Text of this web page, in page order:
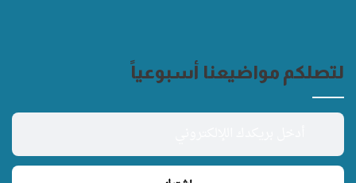
لتصلكم مواضيعنا أسبوعياً